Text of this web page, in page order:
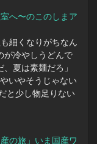
へ〜のこのしまア
細くなりがちなん
が冷やしうどんで
夏は素麺だろ」
いやそうじゃない
と少し物足りない
の旅」いま国産ワ